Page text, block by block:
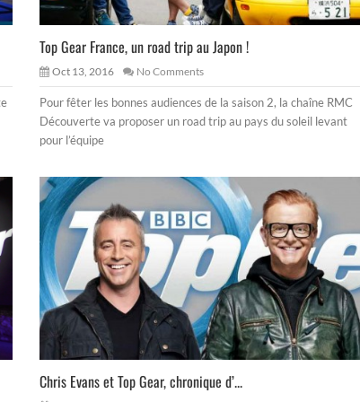
Top Gear France, un road trip au Japon !
Oct 13, 2016 No Comments
Pour fêter les bonnes audiences de la saison 2, la chaîne RMC
Découverte va proposer un road trip au pays du soleil levant
pour l’équipe
Chris Evans et Top Gear, chronique d’...